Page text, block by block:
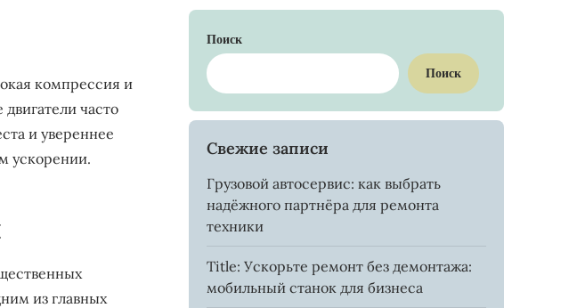
компрессия и
часто
и увереннее
ускорении.
из главных
Поиск
Поиск
Свежие записи
Грузовой автосервис: как выбрать
надёжного партнёра для ремонта
техники
Title: Ускорьте ремонт без демонтажа:
мобильный станок для бизнеса